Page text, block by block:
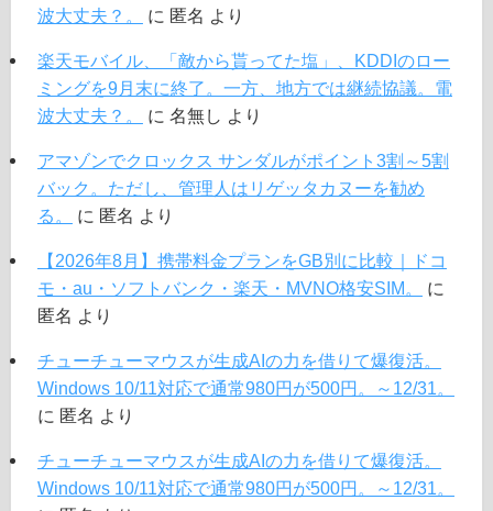
波大丈夫？。
に 匿名 より
楽天モバイル、「敵から貰ってた塩」、KDDIのロー
ミングを9月末に終了。一方、地方では継続協議。電
波大丈夫？。
に 名無し より
アマゾンでクロックス サンダルがポイント3割～5割
バック。ただし、管理人はリゲッタカヌーを勧め
る。
に 匿名 より
【2026年8月】携帯料金プランをGB別に比較｜ドコ
モ・au・ソフトバンク・楽天・MVNO格安SIM。
に
匿名 より
チューチューマウスが生成AIの力を借りて爆復活。
Windows 10/11対応で通常980円が500円。～12/31。
に 匿名 より
チューチューマウスが生成AIの力を借りて爆復活。
Windows 10/11対応で通常980円が500円。～12/31。